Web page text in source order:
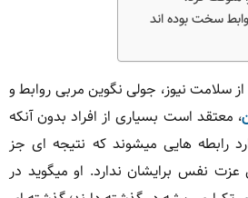
سخت بوده اند
سلامت نیوز، جولی نگوین مربی روابط و
، معتقد است بسیاری از افراد بدون آنکه
رابطه هایی میشوند که نتیجه ای جز
نفس برایشان ندارد. او میگوید در